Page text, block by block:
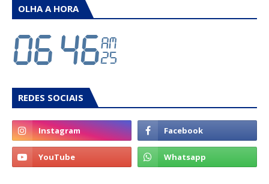
OLHA A HORA
REDES SOCIAIS